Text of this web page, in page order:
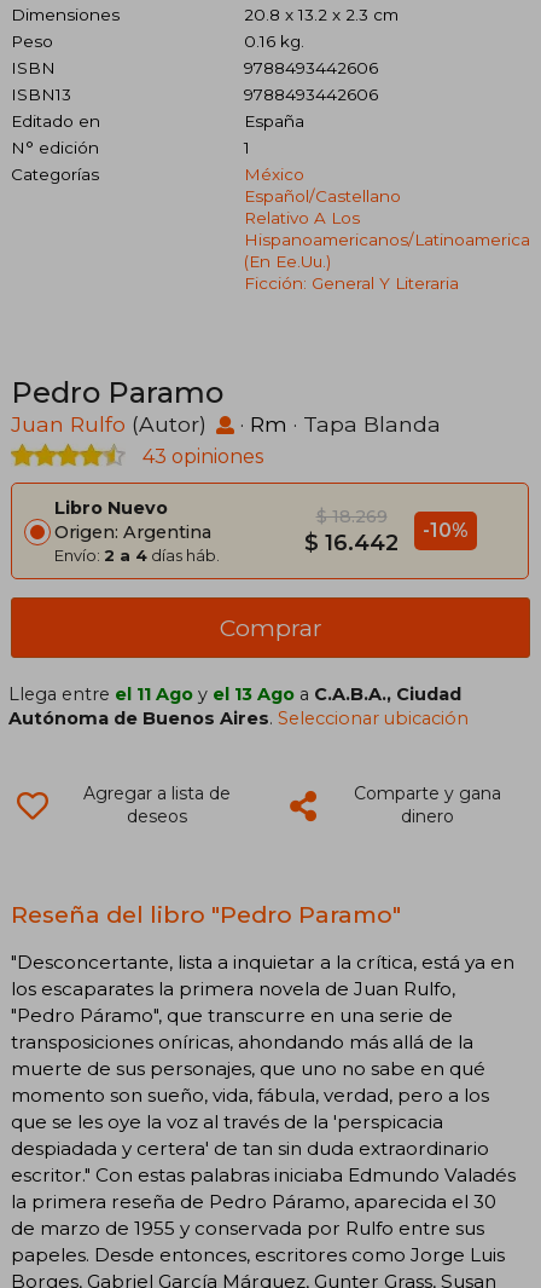
Dimensiones
20.8 x 13.2 x 2.3 cm
Peso
0.16 kg.
ISBN
9788493442606
ISBN13
9788493442606
Editado en
España
N° edición
1
Categorías
México
Español/castellano
Relativo A Los
Hispanoamericanos/
(en Ee.uu.)
Ficción: General Y Literaria
Pedro Paramo
Juan Rulfo (Autor) · Rm · Tapa Blanda
43 opiniones
Libro Nuevo
Origen: Argentina
Envío: 2 a 4 días háb.
$ 18.269
$ 16.442 -10%
Comprar
Llega entre el 11 Ago y el 13 Ago a C.A.B.A., Ciudad
Autónoma de Buenos Aires.Seleccionar ubicación
Agregar a lista de
deseos
Comparte y gana
dinero
Reseña del libro "Pedro Paramo"
"Desconcertante, lista a inquietar a la crítica, está ya en
los escaparates la primera novela de Juan Rulfo,
"Pedro Páramo", que transcurre en una serie de
transposiciones oníricas, ahondando más allá de la
muerte de sus personajes, que uno no sabe en qué
momento son sueño, vida, fábula, verdad, pero a los
que se les oye la voz al través de la 'perspicacia
despiadada y certera' de tan sin duda extraordinario
escritor." Con estas palabras iniciaba Edmundo Valadés
la primera reseña de Pedro Páramo, aparecida el 30
de marzo de 1955 y conservada por Rulfo entre sus
papeles. Desde entonces, escritores como Jorge Luis
Borges, Gabriel García Márquez, Gunter Grass, Susan